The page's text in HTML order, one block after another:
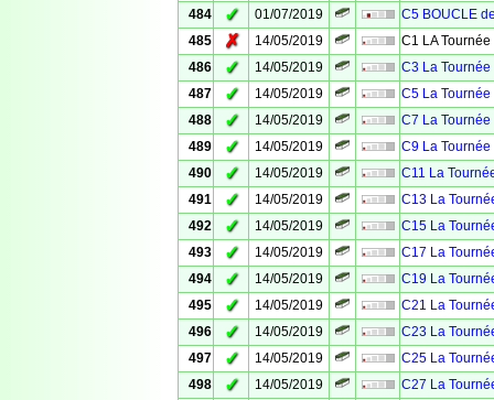
484
✓ 01/07/2019
C5 BOUCLE
485
✗ 14/05/2019
C1 LA
486
✓ 14/05/2019
C3 La
487
✓ 14/05/2019
C5 La
488
✓ 14/05/2019
C7 La
489
✓ 14/05/2019
C9 La
490
✓ 14/05/2019
C11 La
491
✓ 14/05/2019
C13 La
492
✓ 14/05/2019
C15 La
493
✓ 14/05/2019
C17 La
494
✓ 14/05/2019
C19 La
495
✓ 14/05/2019
C21 La
496
✓ 14/05/2019
C23 La
497
✓ 14/05/2019
C25 La
498
✓ 14/05/2019
C27 La